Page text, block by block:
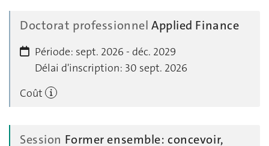
Doctorat professionnel Applied Finance
Période: sept. 2026 - déc. 2029
Délai d'inscription: 30 sept. 2026
Coût
Session Former ensemble: concevoir,